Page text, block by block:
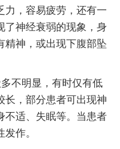
力，容易疲劳，还有一
了神经衰弱的现象，身
精神，或出现下腹部坠
不明显，有时仅有低
长，部分患者可出现神
不适、失眠等。当患者
作。